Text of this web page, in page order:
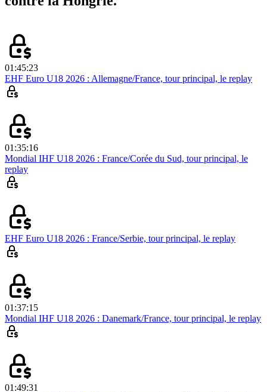
01:45:23
EHF Euro U18 2026 : Allemagne/France, tour principal, le replay
01:35:16
Mondial IHF U18 2026 : France/Corée du Sud, tour principal, le
replay
EHF Euro U18 2026 : France/Serbie, tour principal, le replay
01:37:15
Mondial IHF U18 2026 : Danemark/France, tour principal, le replay
01:49:31